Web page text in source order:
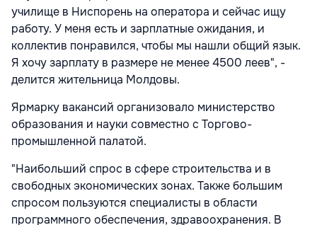
училище в Ниспорень на оператора и сейчас ищу
работу. У меня есть и зарплатные ожидания, и
коллектив понравился, чтобы мы нашли общий язык.
Я хочу зарплату в размере не менее 4500 леев", -
делится жительница Молдовы.
Ярмарку вакансий организовало министерство
образования и науки совместно с Торгово-
промышленной палатой.
"Наибольший спрос в сфере строительства и в
свободных экономических зонах. Также большим
спросом пользуются специалисты в области
программного обеспечения, здравоохранения. В